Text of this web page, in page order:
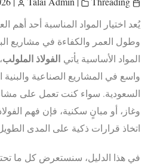
يُعد اختيار المواد المناسبة أحد أهم
وطول العمر والكفاءة في مشاريع
المواد الأساسية يأتي الفولاذ الملولب
واسع في المشاريع الصناعية والبنية
السعودية. سواء كنت تعمل على
وغاز، أو مبانٍ سكنية، فإن فهم
اتخاذ قرارات ذكية على المدى
في هذا الدليل، سنستعرض كل ما